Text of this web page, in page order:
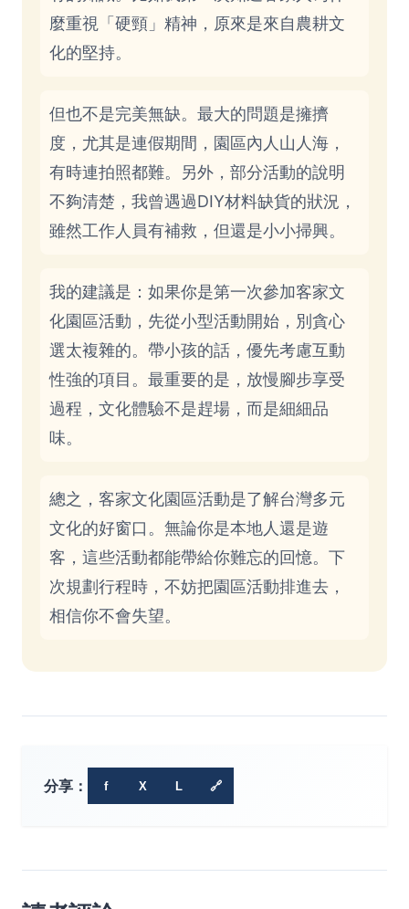
麼重視「硬頸」精神，原來是來自農耕文
化的堅持。
但也不是完美無缺。最大的問題是擁擠
度，尤其是連假期間，園區內人山人海，
有時連拍照都難。另外，部分活動的說明
不夠清楚，我曾遇過DIY材料缺貨的狀況，
雖然工作人員有補救，但還是小小掃興。
我的建議是：如果你是第一次參加客家文
化園區活動，先從小型活動開始，別貪心
選太複雜的。帶小孩的話，優先考慮互動
性強的項目。最重要的是，放慢腳步享受
過程，文化體驗不是趕場，而是細細品
味。
總之，客家文化園區活動是了解台灣多元
文化的好窗口。無論你是本地人還是遊
客，這些活動都能帶給你難忘的回憶。下
次規劃行程時，不妨把園區活動排進去，
相信你不會失望。
分享： f X L 🔗